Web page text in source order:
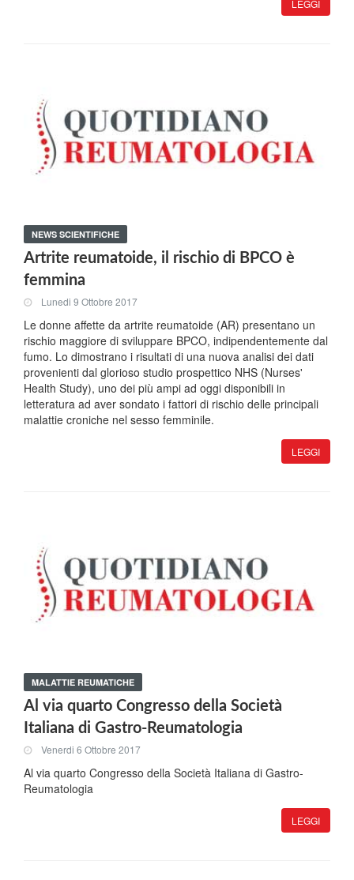
LEGGI
NEWS SCIENTIFICHE
Artrite reumatoide, il rischio di BPCO è
femmina
Lunedi 9 Ottobre 2017
Le donne affette da artrite reumatoide (AR) presentano un
rischio maggiore di sviluppare BPCO, indipendentemente dal
fumo. Lo dimostrano i risultati di una nuova analisi dei dati
provenienti dal glorioso studio prospettico NHS (Nurses'
Health Study), uno dei più ampi ad oggi disponibili in
letteratura ad aver sondato i fattori di rischio delle principali
malattie croniche nel sesso femminile.
LEGGI
MALATTIE REUMATICHE
Al via quarto Congresso della Società
Italiana di Gastro-Reumatologia
Venerdi 6 Ottobre 2017
Al via quarto Congresso della Società Italiana di Gastro-
Reumatologia
LEGGI